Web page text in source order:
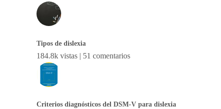
Tipos de dislexia
184.8k vistas | 51 comentarios
Criterios diagnósticos del DSM-V para dislexia